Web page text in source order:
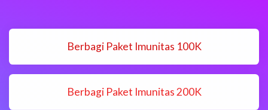
Berbagi Paket Imunitas 100K
Berbagi Paket Imunitas 200K